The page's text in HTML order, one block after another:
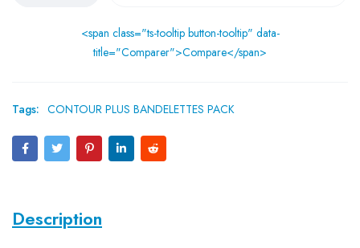
<span class="ts-tooltip button-tooltip" data-
title="Comparer">Compare</span>
Tags: CONTOUR PLUS BANDELETTES PACK
Description